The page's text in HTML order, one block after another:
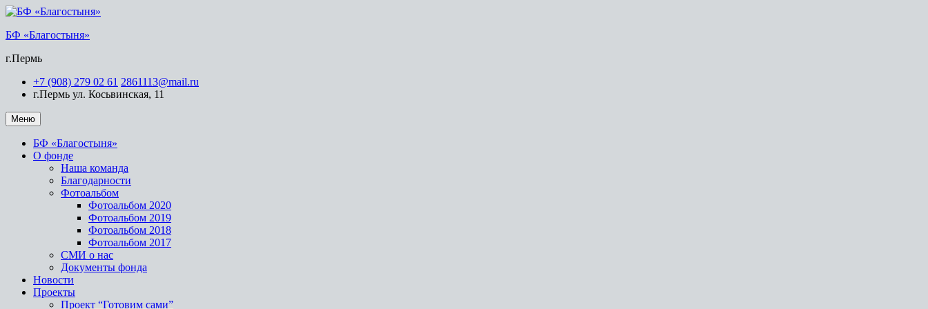
Перейти
содержимому
БФ «Благостыня»
г.Пермь
+7 (908) 279 02 61 2861113@mail.ru
г.Пермь ул. Косьвинская, 11
Меню
БФ «Благостыня»
О фонде
Наша команда
Благодарности
Фотоальбом
Фотоальбом 2020
Фотоальбом 2019
Фотоальбом 2018
Фотоальбом 2017
СМИ о нас
Документы фонда
Новости
Проекты
Проект “Готовим сами”